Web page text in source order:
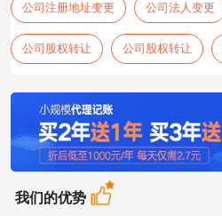
公司注册地址变更 公司法人变更
公司股权转让 公司股权转让
我们的优势